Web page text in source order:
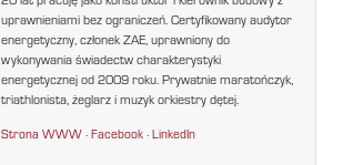
uprawnieniami bez ograniczeń. Certyfikowany audytor
energetyczny, członek ZAE, uprawniony do
wykonywania świadectw charakterystyki
energetycznej od 2009 roku. Prywatnie maratończyk,
triathlonista, żeglarz i muzyk orkiestry dętej.
Strona WWW ·Facebook ·LinkedIn